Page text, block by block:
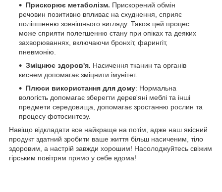
Прискорює метаболізм. Прискорений обмін
речовин позитивно впливає на схуднення, сприяє
поліпшенню зовнішнього вигляду. Також цей процес
може сприяти полегшенню стану при опіках та деяких
захворюваннях, включаючи бронхіт, фарингіт,
пневмонію.
Зміцнює здоров'я. Насичення тканин та органів
киснем допомагає зміцнити імунітет.
Плюси використання для дому: Нормальна
вологість допомагає зберегти дерев'яні меблі та інші
предмети середовища, допомагає зростанню рослин та
процесу фотосинтезу.
Навіщо відкладати все найкраще на потім, адже наш якісний
продукт здатний зробити ваше життя більш насиченим, тіло
здоровим, а настрій завжди хорошим! Насолоджуйтесь свіжим
гірським повітрям прямо у себе вдома!